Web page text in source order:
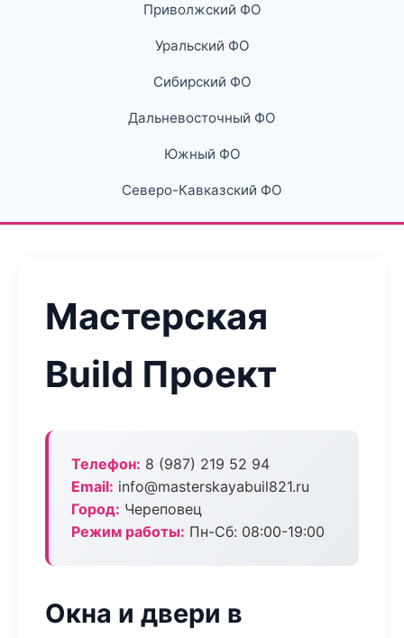
Приволжский ФО
Уральский ФО
Сибирский ФО
Дальневосточный ФО
Южный ФО
Северо-Кавказский ФО
Мастерская
Build Проект
Телефон: 8 (987) 219 52 94
Email: info@masterskayabuil821.ru
Город: Череповец
Режим работы: Пн-Сб: 08:00-19:00
Окна и двери в